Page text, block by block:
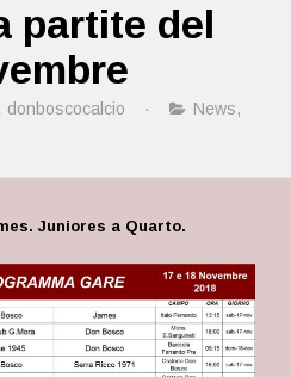
partite del
donboscocalcio · News,
Juniores a Quarto.